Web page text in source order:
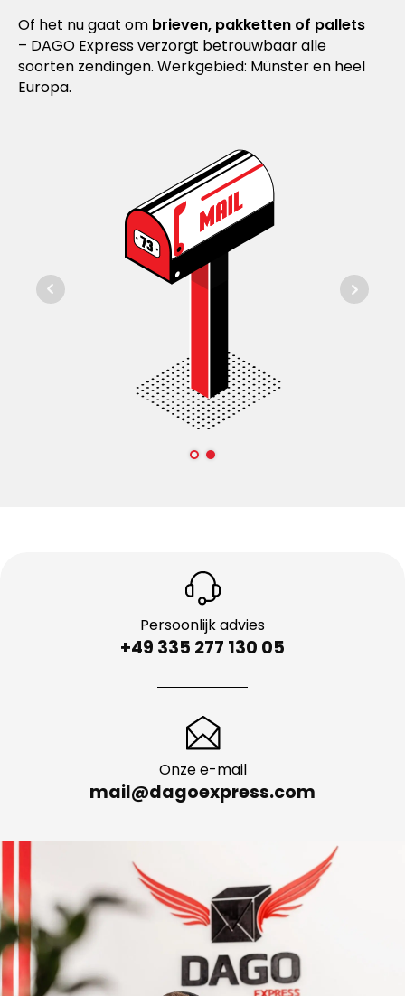
Of het nu gaat om brieven, pakketten of pallets
– DAGO Express verzorgt betrouwbaar alle
soorten zendingen. Werkgebied: Münster en heel
Europa.
Persoonlijk advies
+49 335 277 130 05
Onze e-mail
mail@dagoexpress.com